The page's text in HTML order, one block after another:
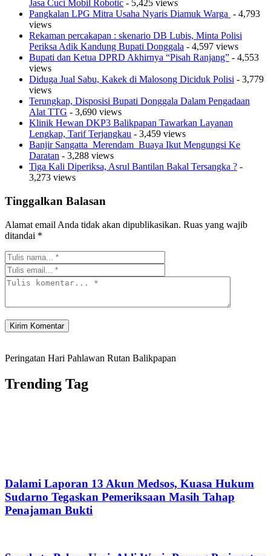
Jasa Cuci Mobil Robotic - 5,425 views
Pangkalan LPG Mitra Usaha Nyaris Diamuk Warga - 4,793
views
Rekaman percakapan : skenario DB Lubis, Minta Polisi
Periksa Adik Kandung Bupati Donggala - 4,597 views
Bupati dan Ketua DPRD Akhirnya “Pisah Ranjang” - 4,553
views
Diduga Jual Sabu, Kakek di Malosong Diciduk Polisi - 3,779
views
Terungkap, Disposisi Bupati Donggala Dalam Pengadaan
Alat TTG - 3,690 views
Klinik Hewan DKP3 Balikpapan Tawarkan Layanan
Lengkap, Tarif Terjangkau - 3,459 views
Banjir Sangatta Merendam Buaya Ikut Mengungsi Ke
Daratan - 3,288 views
Tiga Kali Diperiksa, Asrul Bantilan Bakal Tersangka ? -
3,273 views
Tinggalkan Balasan
Alamat email Anda tidak akan dipublikasikan. Ruas yang wajib
ditandai *
Peringatan Hari Pahlawan Rutan Balikpapan
Trending Tag
Dalami Laporan 13 Akun Medsos, Kuasa Hukum
Sudarno Tegaskan Pemeriksaan Masih Tahap
Penajaman Bukti